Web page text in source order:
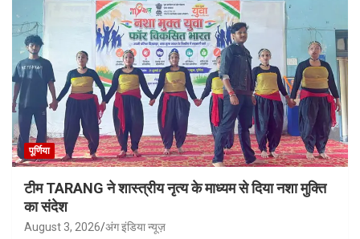
पूर्णिया
टीम TARANG ने शास्त्रीय नृत्य के माध्यम से दिया नशा मुक्ति
का संदेश
August 3, 2026 अंग इंडिया न्यूज़